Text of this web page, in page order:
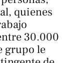
quienes
30.000
grupo le